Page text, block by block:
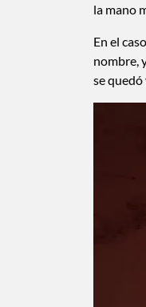
la mano
En el
nombre,
se quedó